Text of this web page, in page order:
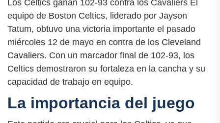
Los Celtics ganan 102-93 contra los Cavaliers El
equipo de Boston Celtics, liderado por Jayson
Tatum, obtuvo una victoria importante el pasado
miércoles 12 de mayo en contra de los Cleveland
Cavaliers. Con un marcador final de 102-93, los
Celtics demostraron su fortaleza en la cancha y su
capacidad de trabajo en equipo.
La importancia del juego